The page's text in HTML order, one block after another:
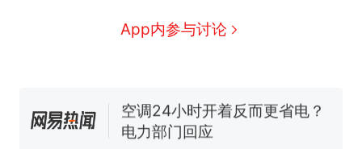
App内参与讨论
已叫停招聘，成立调查组全面
笔试第一被第二名传话劝弃考
热 那个在床头放菜刀的女孩，
因老师一句“跟我回家”改写了